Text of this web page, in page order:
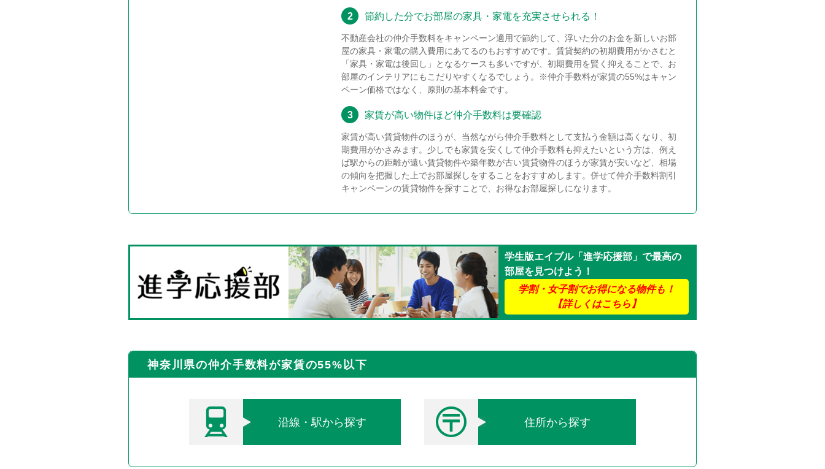
2 節約した分でお部屋の家具・家電を充実させられる！
不動産会社の仲介手数料をキャンペーン適用で節約して、浮いた分のお金を新しいお部
屋の家具・家電の購入費用にあてるのもおすすめです。賃貸契約の初期費用がかさむと
「家具・家電は後回し」となるケースも多いですが、初期費用を賢く抑えることで、お
部屋のインテリアにもこだりやすくなるでしょう。※仲介手数料が家賃の55%はキャン
ペーン価格ではなく、原則の基本料金です。
3 家賃が高い物件ほど仲介手数料は要確認
家賃が高い賃貸物件のほうが、当然ながら仲介手数料として支払う金額は高くなり、初
期費用がかさみます。少しでも家賃を安くして仲介手数料も抑えたいという方は、例え
ば駅からの距離が遠い賃貸物件や築年数が古い賃貸物件のほうが家賃が安いなど、相場
の傾向を把握した上でお部屋探しをすることをおすすめします。併せて仲介手数料割引
キャンペーンの賃貸物件を探すことで、お得なお部屋探しになります。
学生版エイブル「進学応援部」で最高の
部屋を見つけよう！
学割・女子割でお得になる物件も！
【詳しくはこちら】
神奈川県の仲介手数料が家賃の55%以下
沿線・駅から探す 住所から探す